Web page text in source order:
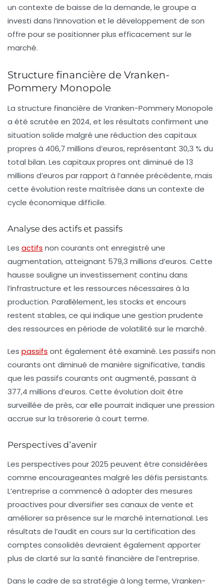
un contexte de baisse de la demande, le groupe a
investi dans l’innovation et le développement de son
offre pour se positionner plus efficacement sur le
marché.
Structure financière de Vranken-
Pommery Monopole
La structure financière de Vranken-Pommery Monopole
a été scrutée en 2024, et les résultats confirment une
situation solide malgré une réduction des capitaux
propres à 406,7 millions d’euros, représentant 30,3 % du
total bilan. Les capitaux propres ont diminué de 13
millions d’euros par rapport à l’année précédente, mais
cette évolution reste maîtrisée dans un contexte de
cycle économique difficile.
Analyse des actifs et passifs
Les actifs non courants ont enregistré une
augmentation, atteignant 579,3 millions d’euros. Cette
hausse souligne un investissement continu dans
l’infrastructure et les ressources nécessaires à la
production. Parallèlement, les stocks et encours
restent stables, ce qui indique une gestion prudente
des ressources en période de volatilité sur le marché.
Les passifs ont également été examiné. Les passifs non
courants ont diminué de manière significative, tandis
que les passifs courants ont augmenté, passant à
377,4 millions d’euros. Cette évolution doit être
surveillée de près, car elle pourrait indiquer une pression
accrue sur la trésorerie à court terme.
Perspectives d’avenir
Les perspectives pour 2025 peuvent être considérées
comme encourageantes malgré les défis persistants.
L’entreprise a commencé à adopter des mesures
proactives pour diversifier ses canaux de vente et
améliorer sa présence sur le marché international. Les
résultats de l’audit en cours sur la certification des
comptes consolidés devraient également apporter
plus de clarté sur la santé financière de l’entreprise.
Dans le cadre de sa stratégie à long terme, Vranken-